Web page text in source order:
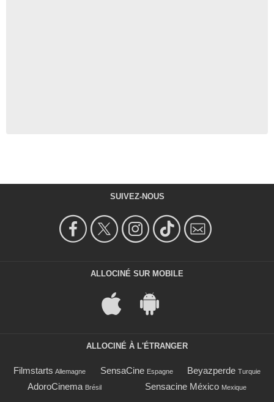
SUIVEZ-NOUS
ALLOCINÉ SUR MOBILE
ALLOCINÉ À L'ÉTRANGER
Filmstarts Allemagne SensaCine Espagne Beyazperde Turquie
AdoroCinema Brésil Sensacine México Mexique